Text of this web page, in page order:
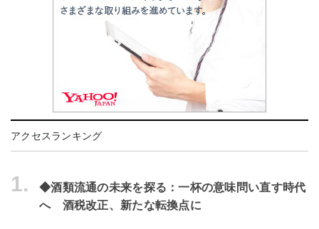
アクセスランキング
1.
◆酒類流通の未来を探る：一杯の意味問い直す時代
へ 酒税改正、新たな転換点に